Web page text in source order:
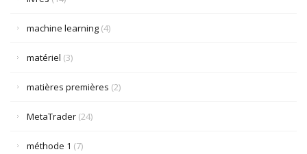
machine learning (4)
matériel (3)
matières premières (2)
MetaTrader (24)
méthode 1 (7)